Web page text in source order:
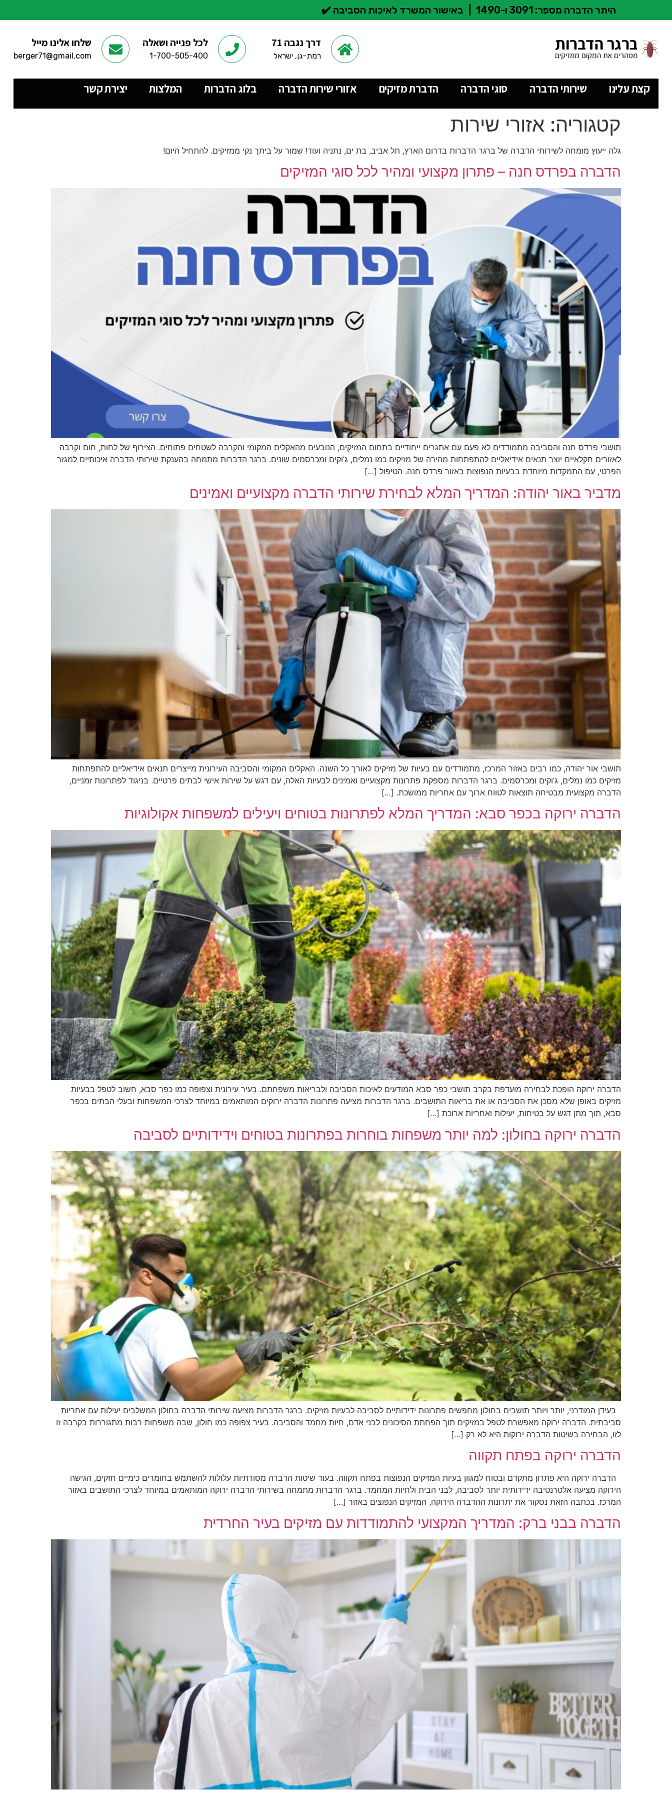
היתר הדברה מספר: 3091 ו-1490 באישור המשרד לאיכות הסביבה ✔️
דרך נגבה 71
רמת-גן, ישראל
לכל פנייה ושאלה
1-700-505-400
שלחו אלינו מייל
berger71@gmail.com
קצת עלינו שירותי הדברה סוגי הדברה הדברת מזיקים אזורי שירות הדברה בלוג הדברות המלצות יצירת קשר
קטגוריה: אזורי שירות
גלה ייעוץ מומחה לשירותי הדברה של ברגר הדברות בדרום הארץ, תל אביב, בת ים, נתניה ועוד! שמור על ביתך נקי ממזיקים. להתחיל היום!
הדברה בפרדס חנה – פתרון מקצועי ומהיר לכל סוגי המזיקים
תושבי פרדס חנה והסביבה מתמודדים לא פעם עם אתגרים ייחודיים בתחום המזיקים, הנובעים מהאקלים המקומי והקרבה לשטחים פתוחים. הצירוף של לחות, חום וקרבה
לאזורים חקלאיים יוצר תנאים אידיאליים להתפתחות מהירה של מזיקים כמו נמלים, ג’וקים ומכרסמים שונים. ברגר הדברות מתמחה בהענקת שירותי הדברה איכותיים למגזר
הפרטי, עם התמקדות מיוחדת בבעיות הנפוצות באזור פרדס חנה. הטיפול […]
מדביר באור יהודה: המדריך המלא לבחירת שירותי הדברה מקצועיים ואמינים
תושבי אור יהודה, כמו רבים באזור המרכז, מתמודדים עם בעיות של מזיקים לאורך כל השנה. האקלים המקומי והסביבה העירונית מייצרים תנאים אידיאליים להתפתחות
מזיקים כמו נמלים, ג’וקים ומכרסמים. ברגר הדברות מספקת פתרונות מקצועיים ואמינים לבעיות האלה, עם דגש על שירות אישי לבתים פרטיים. בניגוד לפתרונות זמניים,
הדברה מקצועית מבטיחה תוצאות לטווח ארוך עם אחריות ממושכת. […]
הדברה ירוקה בכפר סבא: המדריך המלא לפתרונות בטוחים ויעילים למשפחות אקולוגיות
הדברה ירוקה הופכת לבחירה מועדפת בקרב תושבי כפר סבא המודעים לאיכות הסביבה ולבריאות משפחתם. בעיר עירונית וצפופה כמו כפר סבא, חשוב לטפל בבעיות
מזיקים באופן שלא מסכן את הסביבה או את בריאות התושבים. ברגר הדברות מציעה פתרונות הדברה ירוקים המותאמים במיוחד לצרכי המשפחות ובעלי הבתים בכפר
סבא, תוך מתן דגש על בטיחות, יעילות ואחריות ארוכת […]
הדברה ירוקה בחולון: למה יותר משפחות בוחרות בפתרונות בטוחים וידידותיים לסביבה
בעידן המודרני, יותר ויותר תושבים בחולון מחפשים פתרונות ידידותיים לסביבה לבעיות מזיקים. ברגר הדברות מציעה שירותי הדברה בחולון המשלבים יעילות עם אחריות
סביבתית. הדברה ירוקה מאפשרת לטפל במזיקים תוך הפחתת הסיכונים לבני אדם, חיות מחמד והסביבה. בעיר צפופה כמו חולון, שבה משפחות רבות מתגוררות בקרבה זו
לזו, הבחירה בשיטות הדברה ירוקות היא לא רק […]
הדברה ירוקה בפתח תקווה
הדברה ירוקה היא פתרון מתקדם ובטוח למגוון בעיות המזיקים הנפוצות בפתח תקווה. בעוד שיטות הדברה מסורתיות עלולות להשתמש בחומרים כימיים חזקים, הגישה
הירוקה מציעה אלטרנטיבה ידידותית יותר לסביבה, לבני הבית ולחיות המחמד. ברגר הדברות מתמחה בשירותי הדברה ירוקה המותאמים במיוחד לצרכי התושבים באזור
המרכז. בכתבה הזאת נסקור את יתרונות ההדברה הירוקה, המזיקים הנפוצים באזור […]
הדברה בבני ברק: המדריך המקצועי להתמודדות עם מזיקים בעיר החרדית